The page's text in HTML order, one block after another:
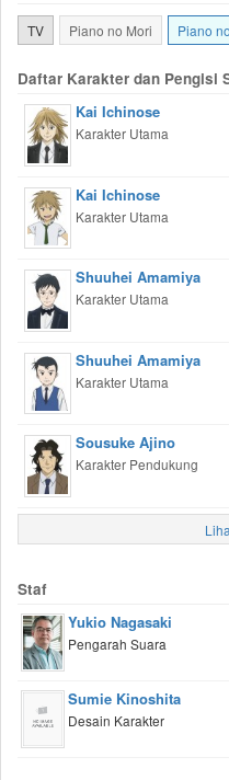
TV Piano no Mori Piano
Daftar Karakter dan Pengisi
Kai Ichinose
Karakter Utama
Kai Ichinose
Karakter Utama
Shuuhei Amamiya
Karakter Utama
Shuuhei Amamiya
Karakter Utama
Sousuke Ajino
Karakter Pendukung
Staf
Yukio Nagasaki
Pengarah Suara
Sumie Kinoshita
Desain Karakter